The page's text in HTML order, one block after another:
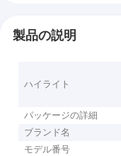
製品の説明
ハイライト
パッケージの詳細
ブランド名
モデル番号